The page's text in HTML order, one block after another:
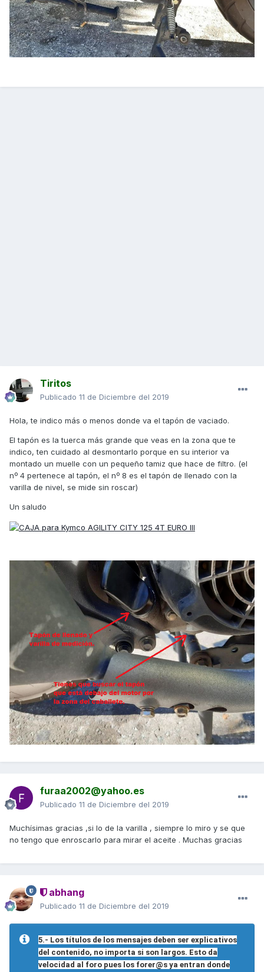
Tiritos
Publicado 11 de Diciembre del 2019
Hola, te indico más o menos donde va el tapón de vaciado.
El tapón es la tuerca más grande que veas en la zona que te
indico, ten cuidado al desmontarlo porque en su interior va
montado un muelle con un pequeño tamiz que hace de filtro. (el
nº 4 pertenece al tapón, el nº 8 es el tapón de llenado con la
varilla de nivel, se mide sin roscar)
Un saludo
furaa2002@yahoo.es
Publicado 11 de Diciembre del 2019
Muchísimas gracias ,si lo de la varilla , siempre lo miro y se que
no tengo que enroscarlo para mirar el aceite . Muchas gracias
abhang
Publicado 11 de Diciembre del 2019
5.- Los títulos de los mensajes deben ser explicativos
del contenido, no importa si son largos. Esto da
velocidad al foro pues los forer@s ya entran donde